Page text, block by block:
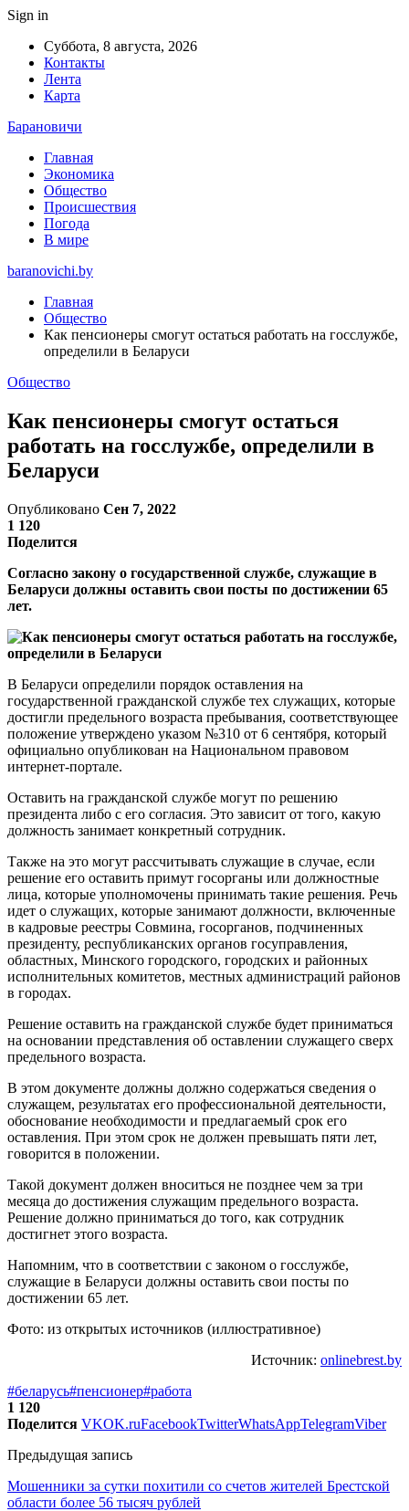
Sign in
Суббота, 8 августа, 2026
Контакты
Лента
Карта
Барановичи
Главная
Экономика
Общество
Происшествия
Погода
В мире
baranovichi.by
Главная
Общество
Как пенсионеры смогут остаться работать на госслужбе,
определили в Беларуси
Общество
Как пенсионеры смогут остаться
работать на госслужбе, определили в
Беларуси
Опубликовано Сен 7, 2022
1 120
Поделится
Согласно закону о государственной службе, служащие в
Беларуси должны оставить свои посты по достижении 65
лет.
В Беларуси определили порядок оставления на
государственной гражданской службе тех служащих, которые
достигли предельного возраста пребывания, соответствующее
положение утверждено указом №310 от 6 сентября, который
официально опубликован на Национальном правовом
интернет-портале.
Оставить на гражданской службе могут по решению
президента либо с его согласия. Это зависит от того, какую
должность занимает конкретный сотрудник.
Также на это могут рассчитывать служащие в случае, если
решение его оставить примут госорганы или должностные
лица, которые уполномочены принимать такие решения. Речь
идет о служащих, которые занимают должности, включенные
в кадровые реестры Совмина, госорганов, подчиненных
президенту, республиканских органов госуправления,
областных, Минского городского, городских и районных
исполнительных комитетов, местных администраций районов
в городах.
Решение оставить на гражданской службе будет приниматься
на основании представления об оставлении служащего сверх
предельного возраста.
В этом документе должны должно содержаться сведения о
служащем, результатах его профессиональной деятельности,
обоснование необходимости и предлагаемый срок его
оставления. При этом срок не должен превышать пяти лет,
говорится в положении.
Такой документ должен вноситься не позднее чем за три
месяца до достижения служащим предельного возраста.
Решение должно приниматься до того, как сотрудник
достигнет этого возраста.
Напомним, что в соответствии с законом о госслужбе,
служащие в Беларуси должны оставить свои посты по
достижении 65 лет.
Фото: из открытых источников (иллюстративное)
Источник: onlinebrest.by
#беларусь#пенсионер#работа
1 120
Поделится VKOK.ruFacebookTwitterWhatsAppTelegramViber
Предыдущая запись
Мошенники за сутки похитили со счетов жителей Брестской
области более 56 тысяч рублей